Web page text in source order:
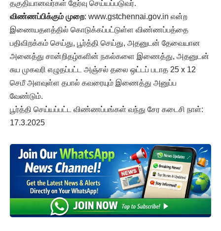
தகுதியானவர்கள் தேர்வு செய்யப்படுவர்.
விண்ணப்பிக்கும் முறை: www.gstchennai.gov.in என்ற
இணையதளத்தில் கொடுக்கப்பட்டுள்ள விண்ணப்பத்தை
பதிவிறக்கம் செய்து, பூர்த்தி செய்து, அதனுடன் தேவையான
அனைத்து சான்றிதழ்களின் நகல்களை இணைத்து, அதனுடன்
சுய முகவரி எழுதப்பட்ட அஞ்சல் தலை ஒட்டப் படாத 25 x 12
செமீ அளவுள்ள தபால் கவரையும் இணைத்து அனுப்ப
வேண்டும்.
பூர்த்தி செய்யப்பட்ட விண்ணப்பங்கள் வந்து சேர கடைசி நாள்:
17.3.2025